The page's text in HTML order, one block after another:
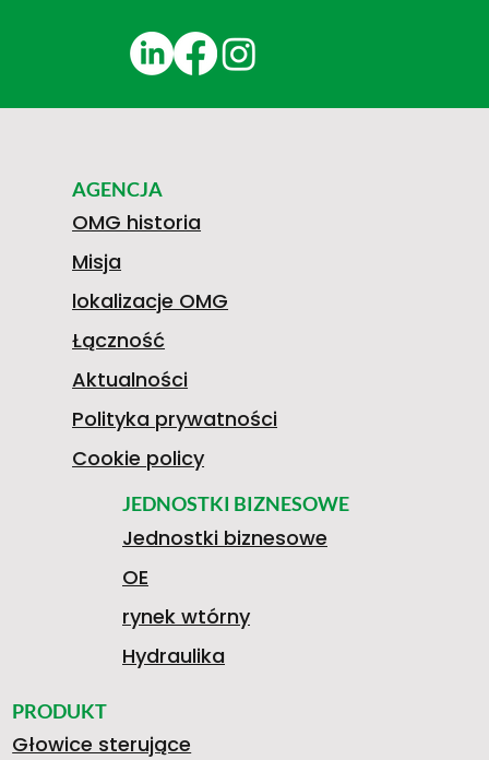
JEDNOSTKI BIZNESOWE
Jednostki biznesowe
OE
rynek wtórny
Hydraulika
PRODUKT
Głowice sterujące
AGENCJA
OMG historia
Misja
lokalizacje OMG
Łączność
Aktualności
Polityka prywatności
Cookie policy